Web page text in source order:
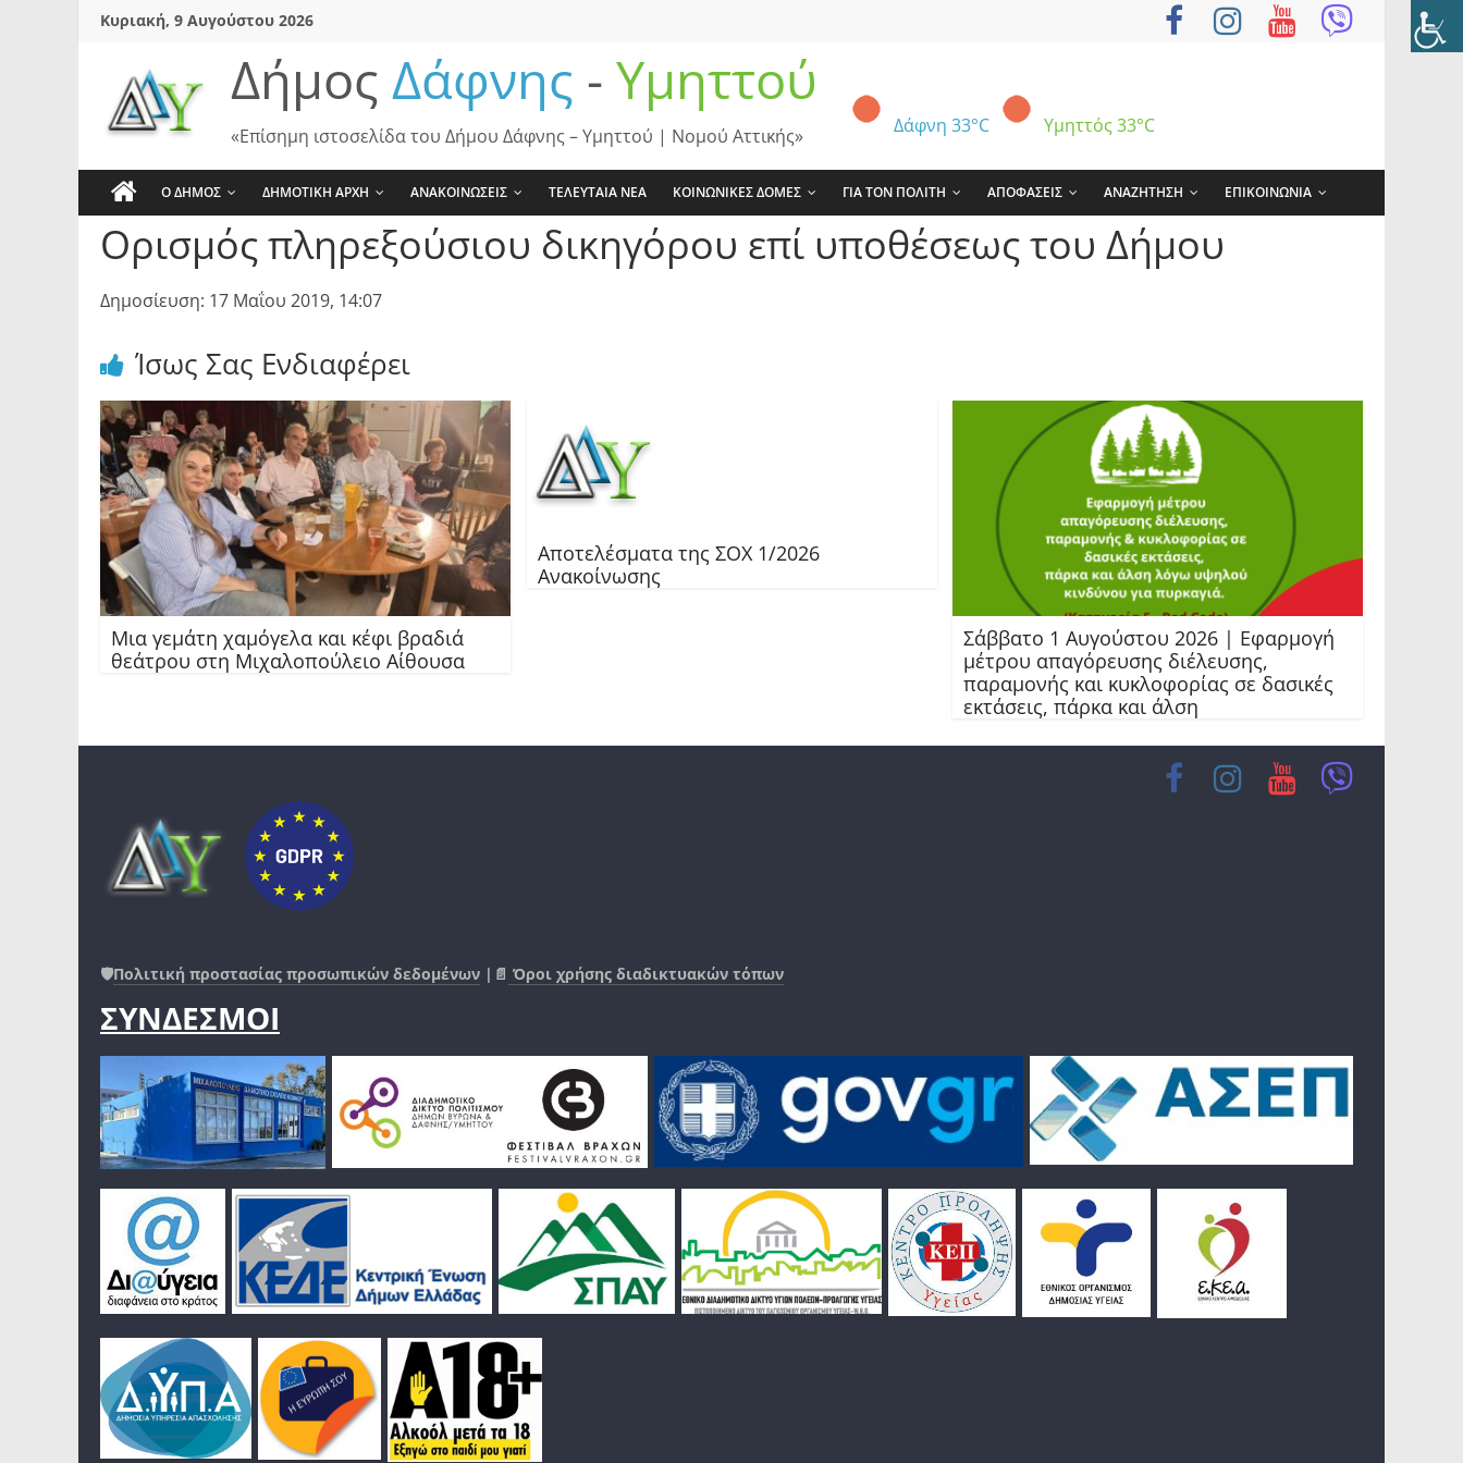
SkipΚυριακή, 9 Αυγούστου 2026
Δήμος Δάφνης - Υμηττού
Δάφνη 33°C Υμηττός 33°C
«Επίσημη ιστοσελίδα του Δήμου Δάφνης – Υμηττού | Νομού Αττικής»
Ο ΔΗΜΟΣ ΔΗΜΟΤΙΚΗ ΑΡΧΗ ΑΝΑΚΟΙΝΩΣΕΙΣ ΤΕΛΕΥΤΑΙΑ ΝΕΑ ΚΟΙΝΩΝΙΚΕΣ ΔΟΜΕΣ ΓΙΑ ΤΟΝ ΠΟΛΙΤΗ ΑΠΟΦΑΣΕΙΣ ΑΝΑΖΗΤΗΣΗ ΕΠΙΚΟΙΝΩΝΙΑ
Ορισμός πληρεξούσιου δικηγόρου επί υποθέσεως του Δήμου
Δημοσίευση: 17 Μαΐου 2019, 14:07
Ίσως Σας Ενδιαφέρει
Μια γεμάτη χαμόγελα και κέφι βραδιά
θεάτρου στη Μιχαλοπούλειο Αίθουσα
Αποτελέσματα της ΣΟΧ 1/2026
Ανακοίνωσης
Σάββατο 1 Αυγούστου 2026 | Εφαρμογή
μέτρου απαγόρευσης διέλευσης,
παραμονής και κυκλοφορίας σε δασικές
εκτάσεις, πάρκα και άλση
🛡️Πολιτική προστασίας προσωπικών δεδομένων |📄 Όροι χρήσης διαδικτυακών τόπων
ΣΥΝΔΕΣΜΟΙ